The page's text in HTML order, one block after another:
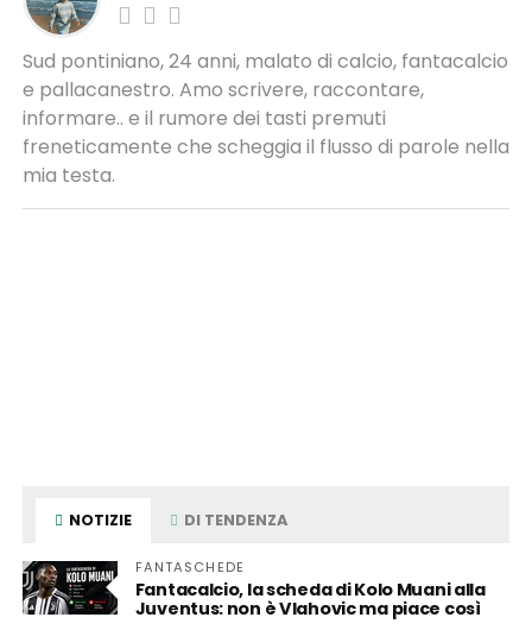
Sud pontiniano, 24 anni, malato di calcio, fantacalcio
e pallacanestro. Amo scrivere, raccontare,
informare.. e il rumore dei tasti premuti
freneticamente che scheggia il flusso di parole nella
mia testa.
NOTIZIE DI TENDENZA
FANTASCHEDE
Fantacalcio, la scheda di Kolo Muani alla
Juventus: non è Vlahovic ma piace così